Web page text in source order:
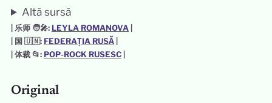
Altă sursă
| 乐师 🧑‍🎤: LEYLA ROMANOVA|
| 国 🇺🇳: FEDERAȚIA RUSĂ|
| 体裁 📂: POP-ROCK RUSESC|
Original